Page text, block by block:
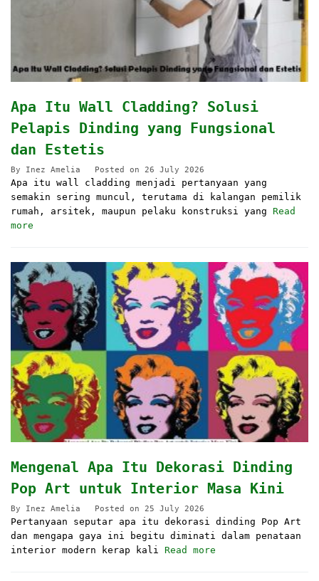
Apa Itu Wall Cladding? Solusi
Pelapis Dinding yang Fungsional
dan Estetis
By Inez Amelia Posted on 26 July 2026
Apa itu wall cladding menjadi pertanyaan yang
semakin sering muncul, terutama di kalangan pemilik
rumah, arsitek, maupun pelaku konstruksi yang Read
more
Mengenal Apa Itu Dekorasi Dinding
Pop Art untuk Interior Masa Kini
By Inez Amelia Posted on 25 July 2026
Pertanyaan seputar apa itu dekorasi dinding Pop Art
dan mengapa gaya ini begitu diminati dalam penataan
interior modern kerap kali Read more